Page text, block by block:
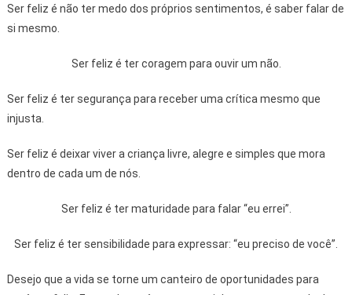
Ser feliz é não ter medo dos próprios sentimentos, é saber falar de
si mesmo.
Ser feliz é ter coragem para ouvir um não.
Ser feliz é ter segurança para receber uma crítica mesmo que
injusta.
Ser feliz é deixar viver a criança livre, alegre e simples que mora
dentro de cada um de nós.
Ser feliz é ter maturidade para falar “eu errei”.
Ser feliz é ter sensibilidade para expressar: “eu preciso de você”.
Desejo que a vida se torne um canteiro de oportunidades para